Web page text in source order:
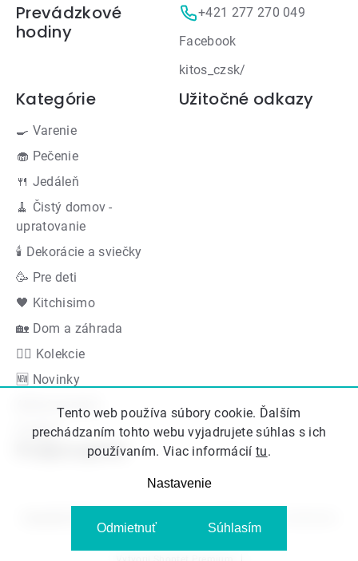
Tento web používa súbory cookie. Ďalším
prechádzaním tohto webu vyjadrujete súhlas s ich
používaním. Viac informácií tu.
Nastavenie
Odmietnuť Súhlasím
Prevádzkové
hodiny
+421 277 270 049
Facebook
kitos_czsk/
Kategórie
🍳 Varenie
🧁 Pečenie
🍴 Jedáleň
🧹 Čistý domov -
upratovanie
🕯 Dekorácie a sviečky
🥳 Pre deti
🖤 Kitchisimo
🏡 Dom a záhrada
👍🏻 Kolekcie
🆕 Novinky
Akčná ponuka
Značky
Užitočné odkazy
Podporujeme